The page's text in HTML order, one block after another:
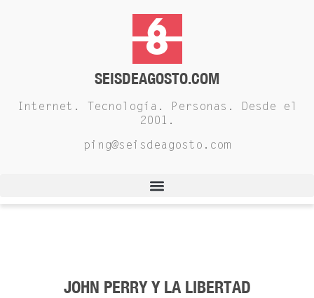
SEISDEAGOSTO.COM
Internet. Tecnología. Personas. Desde el
2001.
ping@seisdeagosto.com
JOHN PERRY Y LA LIBERTAD